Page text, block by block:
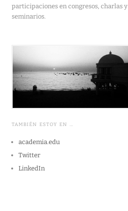
participaciones en congresos, charlas y
seminarios.
TAMBIÉN ESTOY EN …
academia.edu
Twitter
LinkedIn